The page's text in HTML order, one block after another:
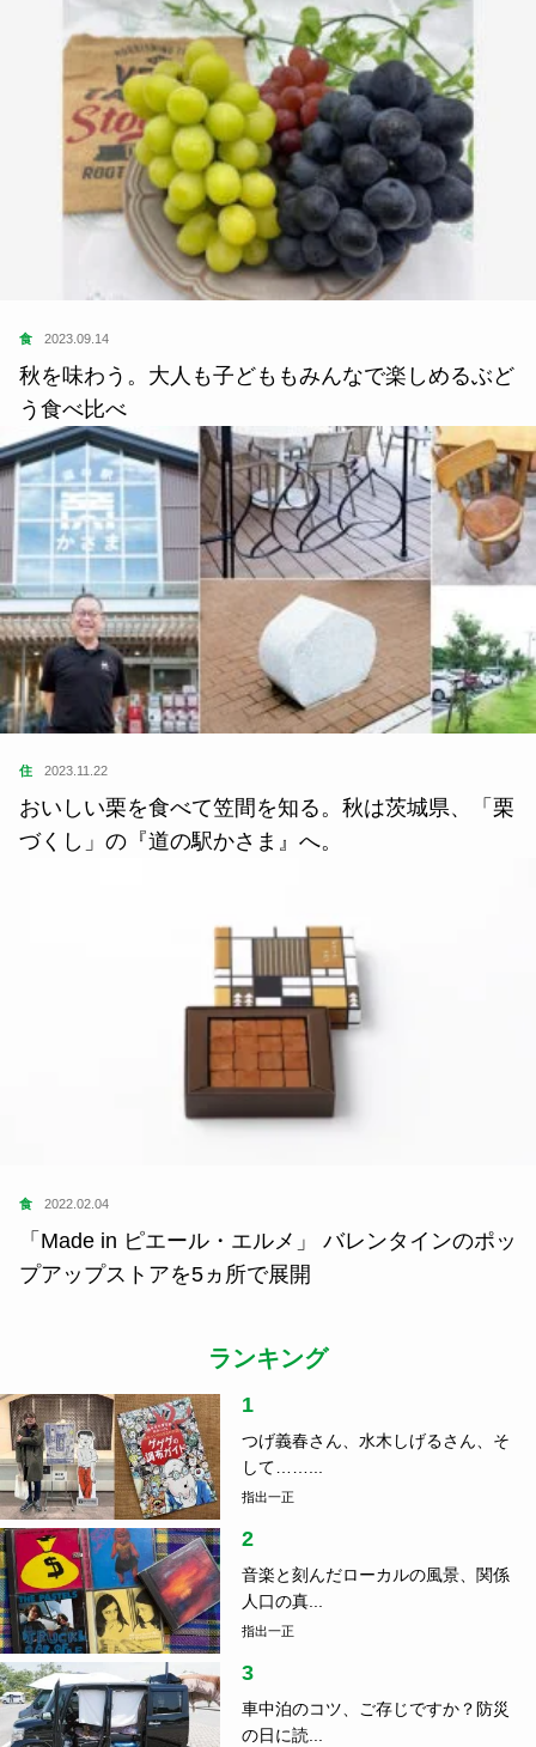
食 2023.09.14
秋を味わう。大人も子どももみんなで楽しめるぶど
う食べ比べ
住 2023.11.22
おいしい栗を食べて笠間を知る。秋は茨城県、「栗
づくし」の『道の駅かさま』へ。
食 2022.02.04
「Made in ピエール・エルメ」 バレンタインのポッ
プアップストアを5ヵ所で展開
ランキング
1
つげ義春さん、水木しげるさん、そ
して……...
指出一正
2
音楽と刻んだローカルの風景、関係
人口の真...
指出一正
3
車中泊のコツ、ご存じですか？防災
の日に読...